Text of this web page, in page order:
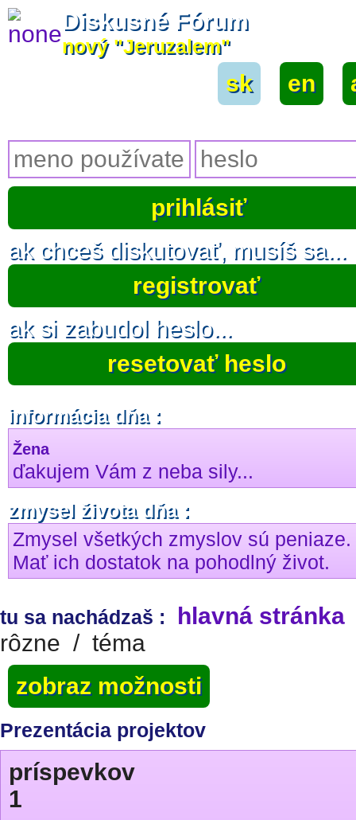
Diskusné Fórum
nový "Jeruzalem"
sk en
ak chceš diskutovať, musíš sa...
registrovať
ak si zabudol heslo...
resetovať heslo
informácia dňa :
Žena
ďakujem Vám z neba sily...
zmysel života dňa :
Zmysel všetkých zmyslov sú peniaze.
Mať ich dostatok na pohodlný život.
tu sa nachádzaš : hlavná stránka
rôzne / téma
zobraz možnosti
Prezentácia projektov
príspevkov
1